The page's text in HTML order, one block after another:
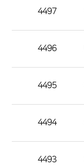
호,
록
4497
4496
4495
4494
4493